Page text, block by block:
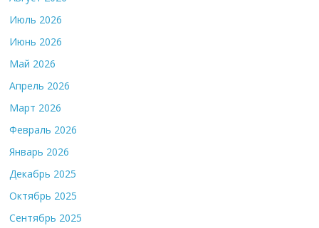
Июль 2026
Июнь 2026
Май 2026
Апрель 2026
Март 2026
Февраль 2026
Январь 2026
Декабрь 2025
Октябрь 2025
Сентябрь 2025